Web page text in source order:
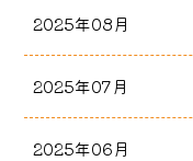
2025年08月
2025年07月
2025年06月